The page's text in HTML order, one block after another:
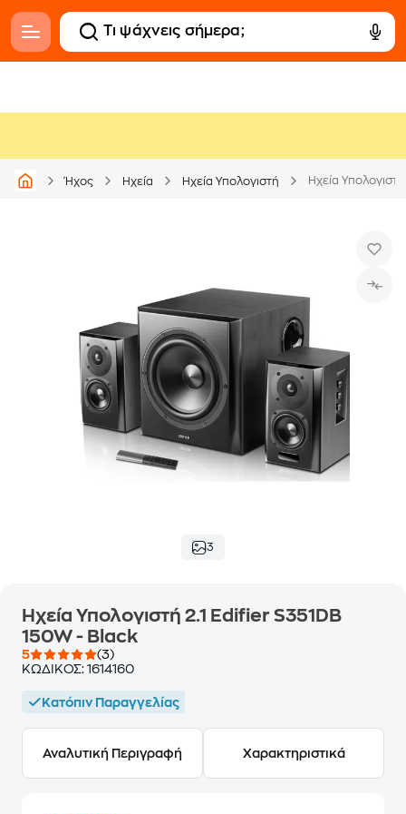
Ήχος Ηχεία Ηχεία Υπολογιστή Ηχεία
3
Ηχεία Υπολογιστή 2.1 Edifier S351DB
150W - Black
5
(3)
ΚΩΔΙΚΟΣ: 1614160
Κατόπιν Παραγγελίας
Αναλυτική Περιγραφή Χαρακτηριστικά